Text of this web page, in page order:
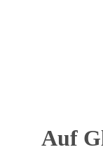
Auf